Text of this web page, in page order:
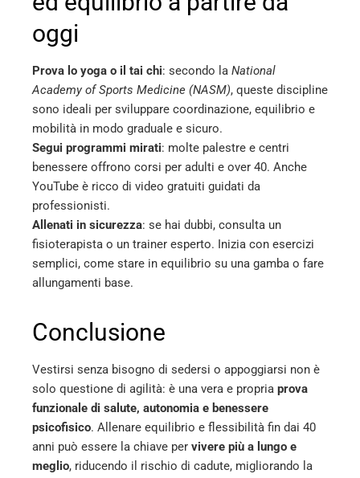
oggi
Prova lo yoga o il tai chi: secondo la National
Academy of Sports Medicine (NASM), queste discipline
sono ideali per sviluppare coordinazione, equilibrio e
mobilità in modo graduale e sicuro.
Segui programmi mirati: molte palestre e centri
benessere offrono corsi per adulti e over 40. Anche
YouTube è ricco di video gratuiti guidati da
professionisti.
Allenati in sicurezza: se hai dubbi, consulta un
fisioterapista o un trainer esperto. Inizia con esercizi
semplici, come stare in equilibrio su una gamba o fare
allungamenti base.
Conclusione
Vestirsi senza bisogno di sedersi o appoggiarsi non è
solo questione di agilità: è una vera e propria prova
funzionale di salute, autonomia e benessere
psicofisico. Allenare equilibrio e flessibilità fin dai 40
anni può essere la chiave per vivere più a lungo e
meglio, riducendo il rischio di cadute, migliorando la